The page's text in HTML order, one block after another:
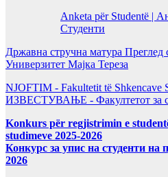
Anketa për Studentë |
Студенти
Државна стручна матура
Универзитет Мајка Тереза
NJOFTIM - Fakultetit të Shkencave
ИЗВЕСТУВАЊЕ - Факултетот за
Konkurs për regjistrimin e
studimeve 2025-2026
Конкурс за упис на студенти на
2026